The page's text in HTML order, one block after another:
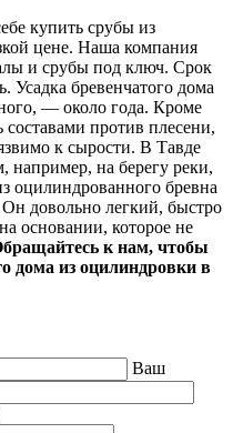
купить срубы из
цене. Наша компания
и срубы под ключ. Срок
Усадка бревенчатого дома
— около года. Кроме
составами против плесени,
к сырости. В Тавде
например, на берегу реки,
оцилиндрованного бревна
довольно легкий, быстро
основании, которое не
к нам, чтобы
дома из оцилиндровки в
Ваш